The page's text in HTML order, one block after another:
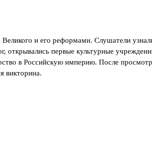
и его реформами. Слушатели
открывались первые культурные
в Российскую империю. После
викторина.